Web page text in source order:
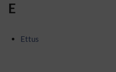
E
Ettus